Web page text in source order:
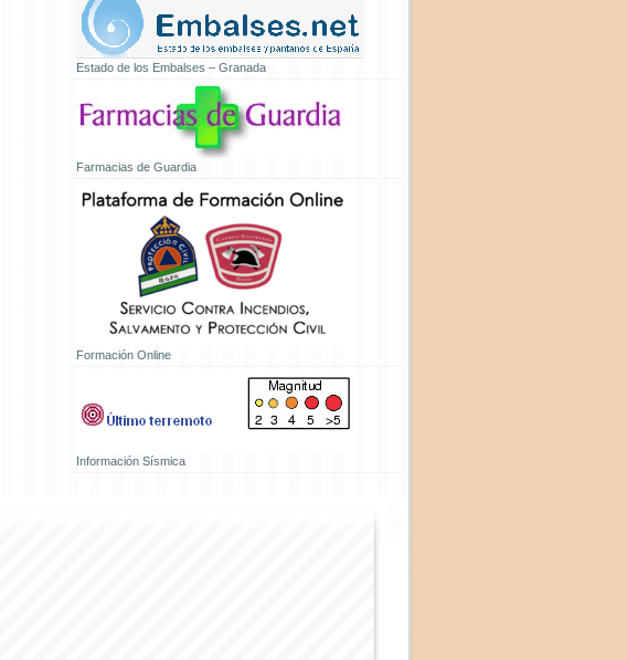
Estado de los Embalses – Granada
Farmacias de Guardia
Formación Online
Información Sísmica